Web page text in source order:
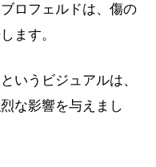
ロフェルドは、傷の
ます。
いうビジュアルは、
な影響を与えまし